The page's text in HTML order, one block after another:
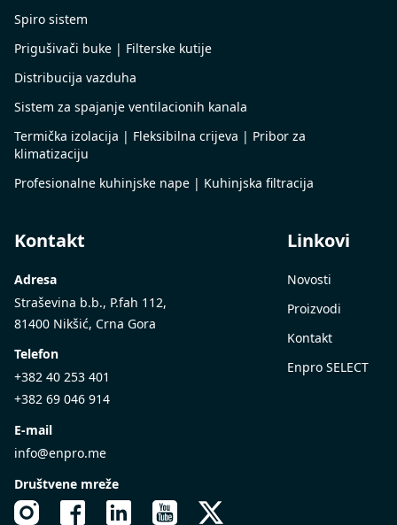
Spiro sistem
Prigušivači buke | Filterske kutije
Distribucija vazduha
Sistem za spajanje ventilacionih kanala
Termička izolacija | Fleksibilna crijeva | Pribor za
klimatizaciju
Profesionalne kuhinjske nape | Kuhinjska filtracija
Kontakt
Adresa
Straševina b.b., P.fah 112,
81400 Nikšić, Crna Gora
Telefon
+382 40 253 401
+382 69 046 914
E-mail
info@enpro.me
Društvene mreže
Linkovi
Novosti
Proizvodi
Kontakt
Enpro SELECT